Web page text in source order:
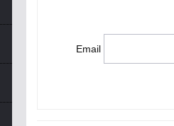
Email